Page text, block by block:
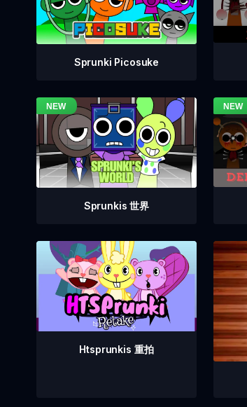
Sprunki Picosuke
Sprunkis 世界
Htsprunkis 重拍